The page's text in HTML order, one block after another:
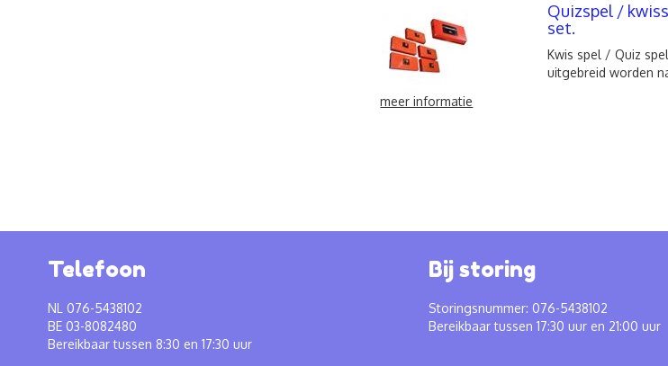
meer informatie
Quizspel /
set.
Kwis spel / Quiz
uitgebreid worden
Telefoon
NL 076-5438102
BE 03-8082480
Bereikbaar tussen 8:30 en 17:30 uur
Bij storing
Storingsnummer: 076-5438102
Bereikbaar tussen 17:30 uur en 21:00 uur